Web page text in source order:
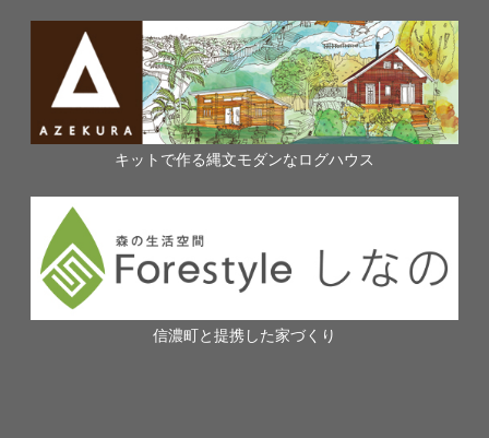
キットで作る縄文モダンなログハウス
信濃町と提携した家づくり